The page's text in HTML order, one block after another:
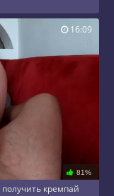
81%
кремпай
16:09